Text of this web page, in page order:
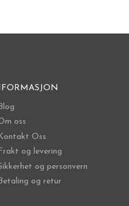
Blog
oss
Kontakt Oss
og levering
og personvern
og retur